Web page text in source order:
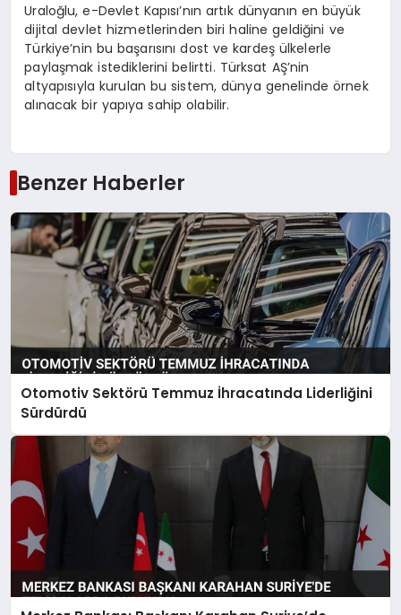
Uraloğlu, e-Devlet Kapısı’nın artık dünyanın en büyük
dijital devlet hizmetlerinden biri haline geldiğini ve
Türkiye’nin bu başarısını dost ve kardeş ülkelerle
paylaşmak istediklerini belirtti. Türksat AŞ’nin
altyapısıyla kurulan bu sistem, dünya genelinde örnek
alınacak bir yapıya sahip olabilir.
Benzer Haberler
Otomotiv Sektörü Temmuz İhracatında Liderliğini
Sürdürdü